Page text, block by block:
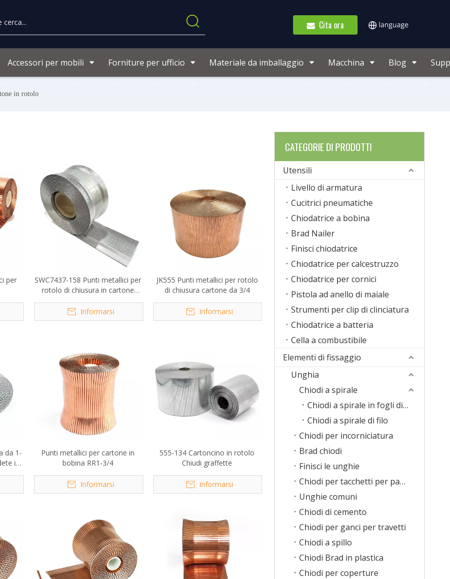
Cita ora
Accessori per mobili Forniture per ufficio Materiale da imballaggio Macchina Blog
in rotolo
per
SWC7437-158 Punti metallici per
rotolo di chiusura in cartone
zincato
Informarsi
JK555 Punti metallici per rotolo
di chiusura cartone da 3/4
Informarsi
da 1-
i
Punti metallici per cartone in
bobina RR1-3/4
Informarsi
555-134 Cartoncino in rotolo
Chiudi graffette
Informarsi
CATEGORIE DI PRODOTTI
Utensili
Livello di armatura
Cucitrici pneumatiche
Chiodatrice a bobina
Brad Nailer
Finisci chiodatrice
Chiodatrice per calcestruzzo
Chiodatrice per cornici
Pistola ad anello di maiale
Strumenti per clip di clinciatura
Chiodatrice a batteria
Cella a combustibile
Elementi di fissaggio
Unghia
Chiodi a spirale
Chiodi a spirale in fogli di plastica
Chiodi a spirale di filo
Chiodi per incorniciatura
Brad chiodi
Finisci le unghie
Chiodi per tacchetti per pavimenti
Unghie comuni
Chiodi di cemento
Chiodi per ganci per travetti
Chiodi a spillo
Chiodi Brad in plastica
Chiodi per coperture